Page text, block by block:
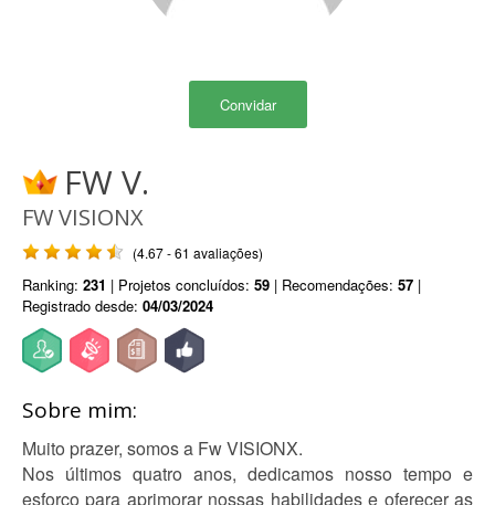
Convidar
FW V.
FW VISIONX
(4.67 - 61 avaliações)
Ranking: 231 | Projetos concluídos: 59 | Recomendações: 57 |
Registrado desde: 04/03/2024
Sobre mim:
Muito prazer, somos a Fw VISIONX.
Nos últimos quatro anos, dedicamos nosso tempo e
esforço para aprimorar nossas habilidades e oferecer as